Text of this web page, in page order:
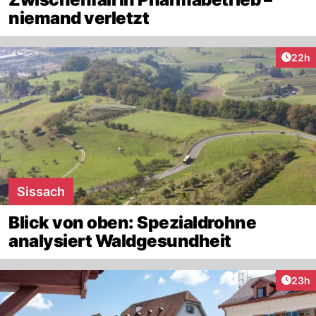
niemand verletzt
22h
Sissach
Blick von oben: Spezialdrohne
analysiert Waldgesundheit
23h